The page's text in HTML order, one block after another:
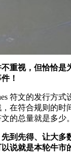
重视，但恰恰是
！
符文的发行方
在符合规则的时
的总量就是多少。
到先得、让大多
说就是本轮牛市